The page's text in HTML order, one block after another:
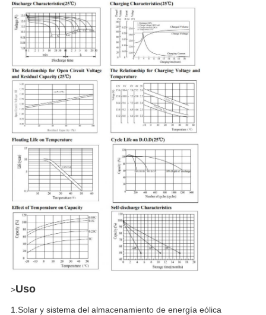
Deja un mensaje
¡Te llamaremos pronto!
>Uso
1.Solar y sistema del almacenamiento de energía eólica